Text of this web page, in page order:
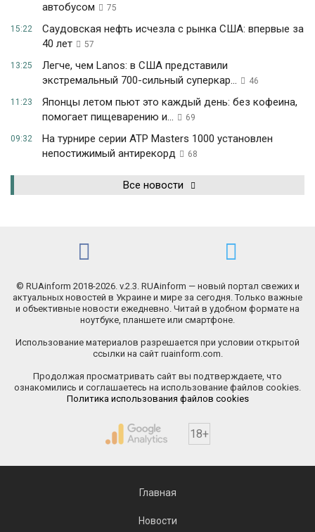
автобусом
75
15:22
Саудовская нефть исчезла с рынка США: впервые за
40 лет
57
13:25
Легче, чем Lanos: в США представили
экстремальный 700-сильный суперкар...
46
11:23
Японцы летом пьют это каждый день: без кофеина,
помогает пищеварению и...
69
09:32
На турнире серии ATP Masters 1000 установлен
непостижимый антирекорд
68
Все новости
© RUAinform 2018-2026. v.2.3. RUAinform — новый портал свежих и
актуальных новостей в Украине и мире за сегодня. Только важные
и объективные новости ежедневно. Читай в удобном формате на
ноутбуке, планшете или смартфоне.
Использование материалов разрешается при условии открытой
ссылки на сайт ruainform.com.
Продолжая просматривать сайт вы подтверждаете, что
ознакомились и соглашаетесь на использование файлов cookies.
Политика использования файлов cookies
18+
Главная
Новости